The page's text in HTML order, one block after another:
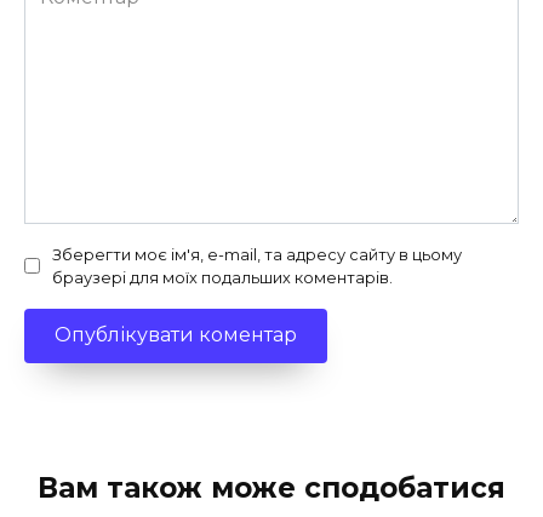
Зберегти моє ім'я, e-mail, та адресу сайту в цьому
браузері для моїх подальших коментарів.
Вам також може сподобатися